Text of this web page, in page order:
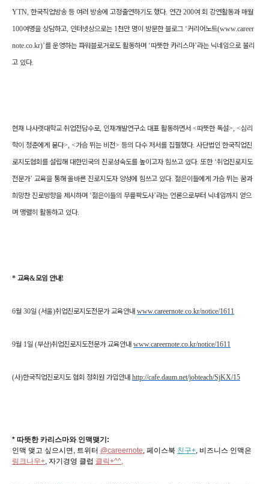
YTN, 한국직업방송 등 여러 방송에 고정출연하기도 했다. 연간200여 회 강연활동과 매월
100여명을 상담하고, 인터넷상으로는 1천만 명이 방문한 블로그 ‘커리어노트(www.career
note.co.kr)’를 운영하는 파워블로거로도 활동하며 ‘따뜻한 카리스마’라는 닉네임으로 불리
고 있다.
현재 나사렛대학교 취업전담수로, 인재개발연구소 대표 활동하면서 <따뜻한 독설>, <심리
학이 청춘에게 묻다>, <가슴 뛰는 비전> 등의 다수 저서를 집필했다. 사단법인 한국직업진
로지도협회를 설립해 대한민국의 진로성숙도를 높이고자 힘쓰고 있다.또한 ‘취업진로지도
전문가’ 교육을 통해 올바른 진로지도자 양성에 힘쓰고 있다. 젊은이들에게 가슴 뛰는 꿈과
희망찬 진로방향을 제시하며 ‘젊은이들의 무릎팍도사’라는 언론으로부터 닉네임까지 얻으
며 맹렬히 활동하고 있다.
* 교육&모임 안내!
6월 30일 (서울)취업진로지도전문가 교육안내 www.careernote.co.kr/notice/1611
9월 1일 (부산)취업진로지도전문가 교육안내 www.careernote.co.kr/notice/1611
(사)한국직업진로지도 협회 정회원 가입안내 http://cafe.daum.net/jobteach/SjKX/15
* 따뜻한 카리스마와 인맥맺기:
인맥 맺고 싶으시면, 트위터 @careernote, 페이스북 친구+, 비즈니스 인맥은
링크나우+, 자기경영 클럽 클릭+^^,